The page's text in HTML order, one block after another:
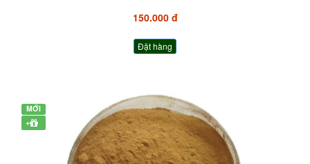
150.000 đ
Đặt hàng
MỚI
+